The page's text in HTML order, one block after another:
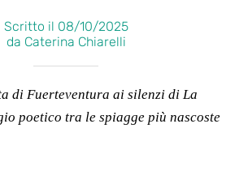
Scritto il 08/10/2025
da Caterina Chiarelli
di Fuerteventura ai silenzi di La
poetico tra le spiagge più nascoste